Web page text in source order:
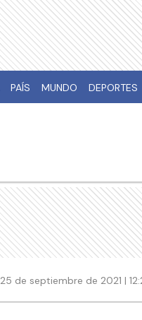
PAÍS MUNDO DEPORTES
25 de septiembre de 2021 |